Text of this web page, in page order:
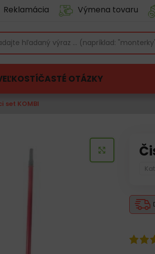
Reklamácia Výmena tovaru
ČASTÉ OTÁZKY
set KOMBI
KLIKNITE